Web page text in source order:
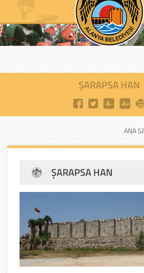
ŞARAPSA HAN
ANA
ŞARAPSA HAN